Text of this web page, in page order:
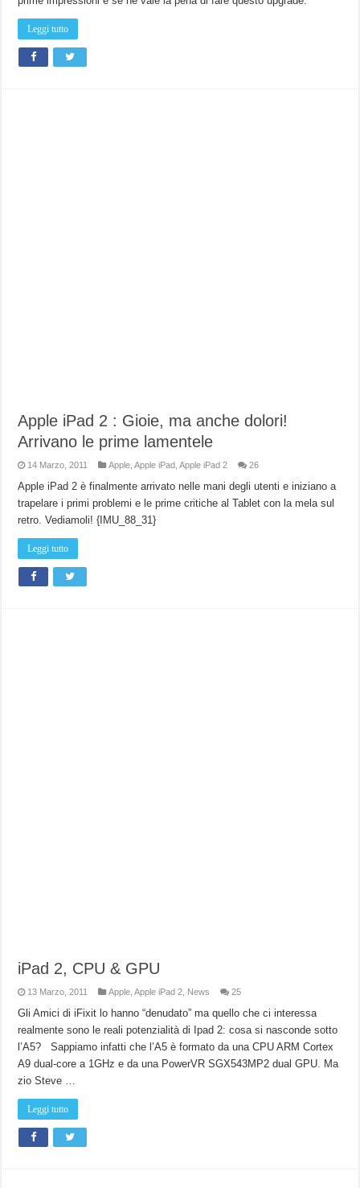
Leggi tutto
Apple iPad 2 : Gioie, ma anche dolori!
Arrivano le prime lamentele
14 Marzo, 2011 Apple,Apple iPad,Apple iPad 2 26
Apple iPad 2 è finalmente arrivato nelle mani degli utenti e iniziano a
trapelare i primi problemi e le prime critiche al Tablet con la mela sul
retro. Vediamoli! {IMU_88_31}
Leggi tutto
iPad 2, CPU & GPU
13 Marzo, 2011 Apple ,Apple iPad 2 News 25
Gli Amici di iFixit lo hanno “denudato” ma quello che ci interessa
realmente sono le reali potenzialità di Ipad 2: cosa si nasconde sotto
l’A5? Sappiamo infatti che l’A5 è formato da una CPU ARM Cortex
A9 dual-core a 1GHz e da una PowerVR SGX543MP2 dual GPU. Ma
zio Steve …
Leggi tutto